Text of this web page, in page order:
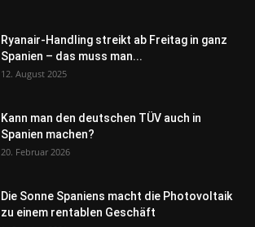
Ryanair-Handling streikt ab Freitag in ganz
Spanien – das muss man...
12. August 2025
Kann man den deutschen TÜV auch in
Spanien machen?
20. Februar 2026
Die Sonne Spaniens macht die Photovoltaik
zu einem rentablen Geschäft